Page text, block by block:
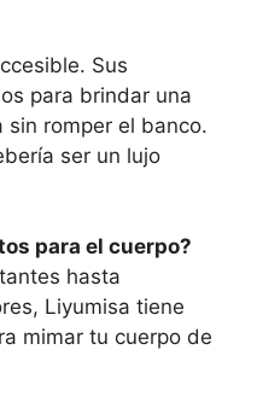
Sus
para brindar una
sin romper el banco.
ser un lujo
para el cuerpo?
hasta
Liyumisa tiene
mimar tu cuerpo de